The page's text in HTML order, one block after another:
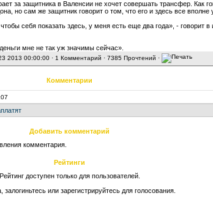
за защитника в Валенсии не хочет совершать трансфер. Как
но сам же защитник говорит о том, что его и здесь все вполне
себя показать здесь, у меня есть еще два года», - говорит в
мне не так уж значимы сейчас».
2013 00:00:00 · 1 Комментарий · 7385 Прочтений ·
Комментарии
Добавить комментарий
комментария.
Рейтинги
Рейтинг доступен только для пользователей.
залогиньтесь или зарегистрируйтесь для голосования.